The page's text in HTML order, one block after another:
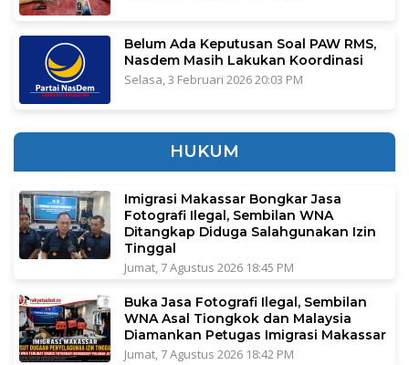
Belum Ada Keputusan Soal PAW RMS,
Nasdem Masih Lakukan Koordinasi
Selasa, 3 Februari 2026 20:03 PM
HUKUM
Imigrasi Makassar Bongkar Jasa
Fotografi Ilegal, Sembilan WNA
Ditangkap Diduga Salahgunakan Izin
Tinggal
Jumat, 7 Agustus 2026 18:45 PM
Buka Jasa Fotografi Ilegal, Sembilan
WNA Asal Tiongkok dan Malaysia
Diamankan Petugas Imigrasi Makassar
Jumat, 7 Agustus 2026 18:42 PM